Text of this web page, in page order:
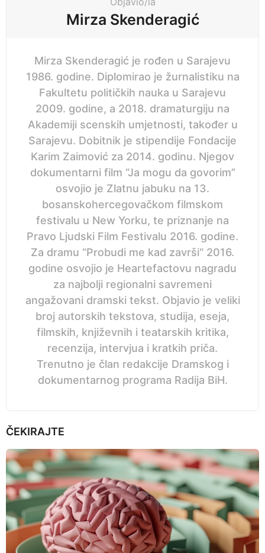
Mirza Skenderagić
Mirza Skenderagić je rođen u Sarajevu
1986. godine. Diplomirao je žurnalistiku na
Fakultetu političkih nauka u Sarajevu
2009. godine, a 2018. dramaturgiju na
Akademiji scenskih umjetnosti, također u
Sarajevu. Dobitnik je stipendije Fondacije
Karim Zaimović za 2014. godinu. Njegov
dokumentarni film “Ja mogu da govorim”
osvojio je Zlatnu jabuku na 13.
bosanskohercegovačkom filmskom
festivalu u New Yorku, te priznanje na
Pravo Ljudski Film Festivalu 2016. godine.
Za dramu “Probudi me kad završi“ 2016.
godine osvojio je Heartefactovu nagradu
za najbolji regionalni savremeni
angažovani dramski tekst. Objavio je veliki
broj autorskih tekstova, studija, eseja,
filmskih, književnih i teatarskih kritika,
recenzija, intervjua i kratkih priča.
Trenutno je član redakcije Dramskog i
dokumentarnog programa Radija BiH.
ČEKIRAJTE